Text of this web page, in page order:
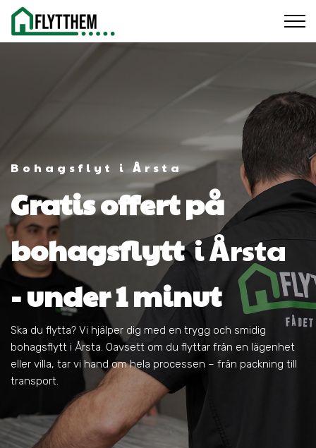
Bohagsflyt i Årsta
Gratis offert på
bohagsflytti Årsta
- under 1 minut
Ska du flytta? Vi hjälper dig med en trygg och smidig
bohagsflytt i Årsta. Oavsett om du flyttar från en lägenhet
eller villa, tar vi hand om hela processen – från packning till
transport.